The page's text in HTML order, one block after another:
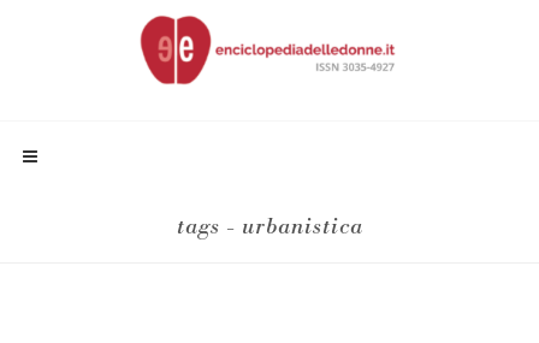
tags - urbanistica